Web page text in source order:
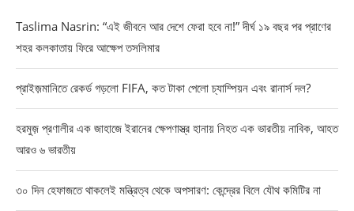
Taslima Nasrin: “এই জীবনে আর দেশে ফেরা হবে না!” দীর্ঘ ১৯ বছর পর প্রাণের
শহর কলকাতায় ফিরে আক্ষেপ তসলিমার
প্রাইজ়মানিতে রেকর্ড গড়লো FIFA, কত টাকা পেলো চ্যাম্পিয়ন এবং রানার্স দল?
হরমুজ় প্রণালীর এক জাহাজে ইরানের ক্ষেপণাস্ত্র হানায় নিহত এক ভারতীয় নাবিক, আহত
আরও ৬ ভারতীয়
৩০ দিন হেফাজতে থাকলেই মন্ত্রিত্ব থেকে অপসারণ: কেন্দ্রের বিলে যৌথ কমিটির না